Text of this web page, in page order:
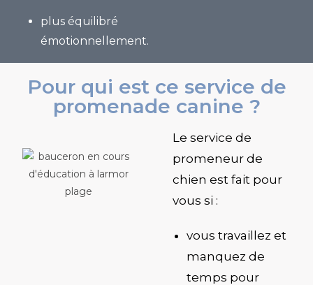
plus équilibré
émotionnellement.
Pour qui est ce service de
promenade canine ?
Le service de
promeneur de
chien est fait pour
vous si :
vous travaillez et
manquez de
temps pour